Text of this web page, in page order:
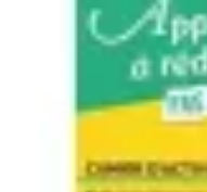
Apprendre Rubik Cube
Astuces et conseils
Méthodes
Apprendre Rubik